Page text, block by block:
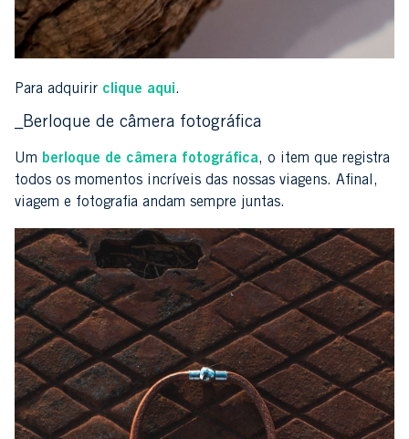
Para adquirir clique aqui.
_Berloque de câmera fotográfica
Um berloque de câmera fotográfica, o item que registra
todos os momentos incríveis das nossas viagens. Afinal,
viagem e fotografia andam sempre juntas.